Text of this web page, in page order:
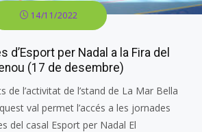
14/11/2022
d’Esport per Nadal a la Fira del
(17 de desembre)
de l’activitat de l’stand de La Mar Bella
val permet l’accés a les jornades
del casal Esport per Nadal El